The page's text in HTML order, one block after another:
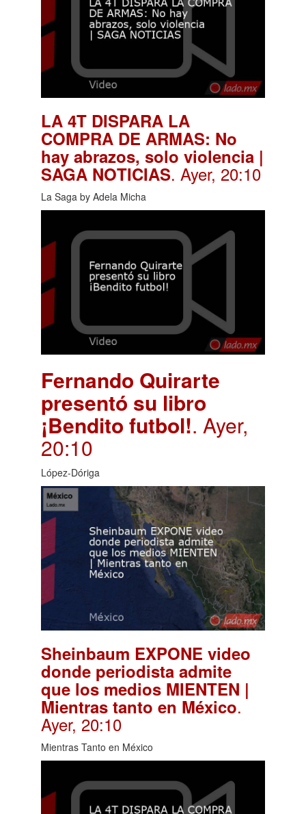
LA 4T DISPARA LA
COMPRA DE ARMAS: No
hay abrazos, solo violencia |
SAGA NOTICIAS. Ayer, 20:10
La Saga by Adela Micha
Fernando Quirarte
presentó su libro
¡Bendito futbol!. Ayer,
20:10
López-Dóriga
Sheinbaum EXPONE video
donde periodista admite
que los medios MIENTEN |
Mientras tanto en México.
Ayer, 20:10
Mientras Tanto en México